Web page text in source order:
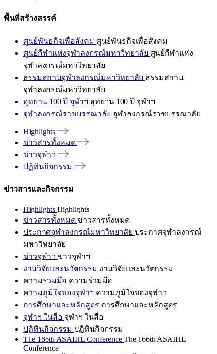
พื้นที่สร้างสรรค์
ศูนย์พันธกิจเพื่อสังคม ศูนย์พันธกิจเพื่อสังคม
ศูนย์กีฬาแห่งจุฬาลงกรณ์มหาวิทยาลัย ศูนย์กีฬาแห่ง
จุฬาลงกรณ์มหาวิทยาลัย
ธรรมสถานจุฬาลงกรณ์มหาวิทยาลัย ธรรมสถาน
จุฬาลงกรณ์มหาวิทยาลัย
อุทยาน 100 ปี จุฬาฯ อุทยาน 100 ปี จุฬาฯ
จุฬาลงกรณ์ราชบรรณาลัย จุฬาลงกรณ์ราชบรรณาลัย
Highlights
ข่าวสารทั้งหมด
ข่าวจุฬาฯ
ปฏิทินกิจกรรม
ข่าวสารและกิจกรรม
Highlights Highlights
ข่าวสารทั้งหมด ข่าวสารทั้งหมด
ประกาศจุฬาลงกรณ์มหาวิทยาลัย ประกาศจุฬาลงกรณ์
มหาวิทยาลัย
ข่าวจุฬาฯ ข่าวจุฬาฯ
งานวิจัยและนวัตกรรม งานวิจัยและนวัตกรรม
ความร่วมมือ ความร่วมมือ
ความภูมิใจของจุฬาฯ ความภูมิใจของจุฬาฯ
การศึกษาและหลักสูตร การศึกษาและหลักสูตร
จุฬาฯ ในสื่อ จุฬาฯ ในสื่อ
ปฏิทินกิจกรรม ปฏิทินกิจกรรม
The 166th ASAIHL Conference The 166th ASAIHL
Conference